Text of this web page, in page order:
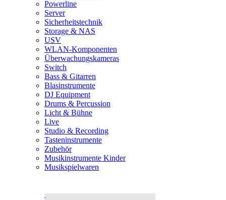
Powerline
Server
Sicherheitstechnik
Storage & NAS
USV
WLAN-Komponenten
Überwachungskameras
Switch
Bass & Gitarren
Blasinstrumente
DJ Equipment
Drums & Percussion
Licht & Bühne
Live
Studio & Recording
Tasteninstrumente
Zubehör
Musikinstrumente Kinder
Musikspielwaren